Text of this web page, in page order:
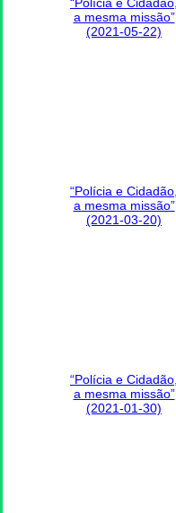
a mesma missão”
(2021-05-22)
“Polícia e Cidadão,
a mesma missão”
(2021-03-20)
“Polícia e Cidadão,
a mesma missão”
(2021-01-30)